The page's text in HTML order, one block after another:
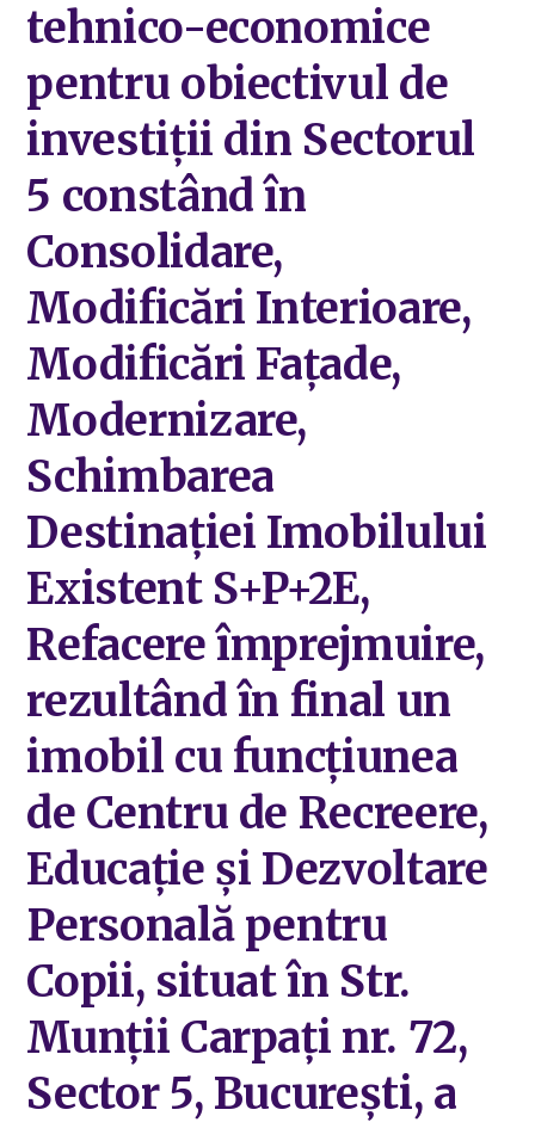
tehnico-economice
pentru obiectivul de
investiții din Sectorul
5 constând în
Consolidare,
Modificări Interioare,
Modificări Fațade,
Modernizare,
Schimbarea
Destinației Imobilului
Existent S+P+2E,
Refacere împrejmuire,
rezultând în final un
imobil cu funcțiunea
de Centru de Recreere,
Educație și Dezvoltare
Personală pentru
Copii, situat în Str.
Munții Carpați nr. 72,
Sector 5, București, a